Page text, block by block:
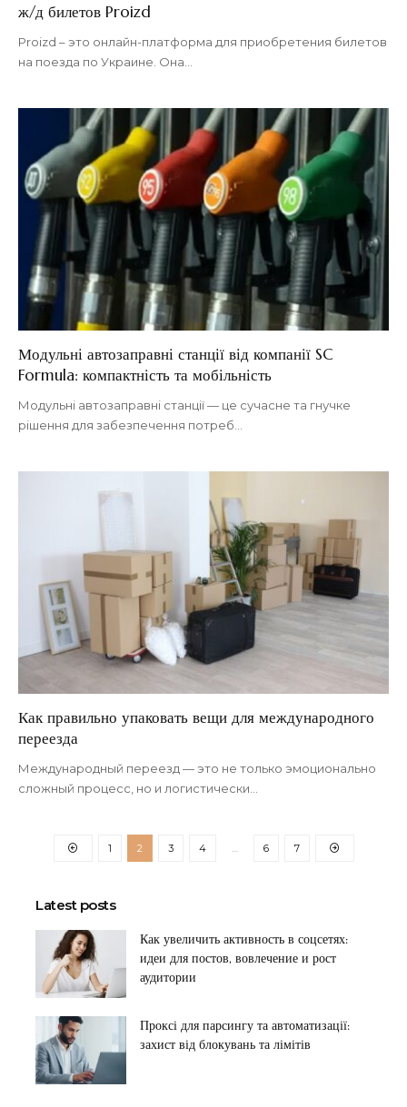
ж/д билетов Proizd
Proizd – это онлайн-платформа для приобретения билетов
на поезда по Украине. Она…
Модульні автозаправні станції від компанії SC
Formula: компактність та мобільність
Модульні автозаправні станції — це сучасне та гнучке
рішення для забезпечення потреб
Как правильно упаковать вещи для международного
переезда
Международный переезд — это не только эмоционально
сложный процесс, но и логистически
1 2 3 4 … 6 7
Latest posts
Как увеличить активность в соцсетях:
идеи для постов, вовлечение и рост
аудитории
Проксі для парсингу та автоматизації:
захист від блокувань та лімітів